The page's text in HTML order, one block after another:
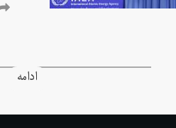
ادامه